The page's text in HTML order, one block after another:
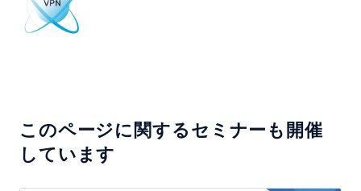
このページに関するセミナーも開催
しています